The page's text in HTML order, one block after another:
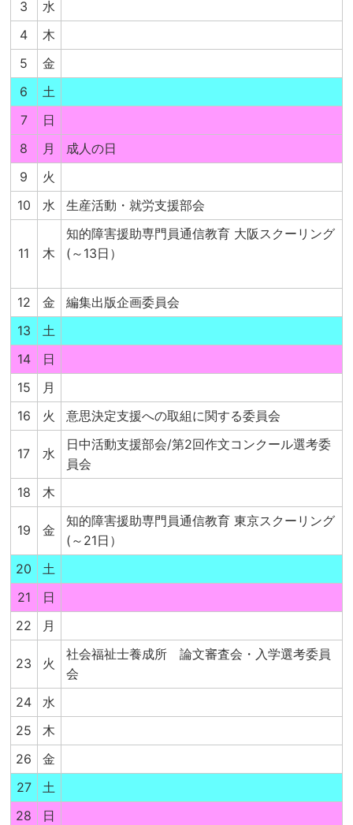
3
水
4
木
5
金
6
土
7
日
8
月
成人の日
9
火
10
水 生産活動・就労支援部会
11 木
知的障害援助専門員通信教育 大阪スクーリング
(～13日）
12 金
編集出版企画委員会
13
土
14
日
15
月
16
火 意思決定支援への取組に関する委員会
17 水
日中活動支援部会/第2回作文コンクール選考委
員会
18
木
19 金
知的障害援助専門員通信教育 東京スクーリング
(～21日）
20
土
21
日
22
月
23 火
社会福祉士養成所 論文審査会・入学選考委員
会
24
水
25
木
26
金
27
土
28
日